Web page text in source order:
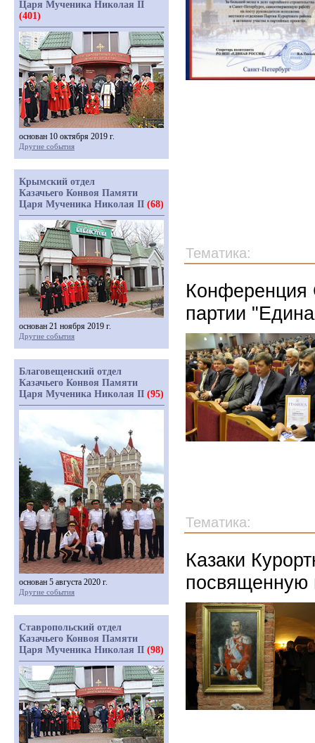
Тематика:
Конференция
партии
Тематика:
Казаки
посвященную
Царя Мученика Николая II
(401)
основан 10 октября 2019 г.
Другие события
Крымский отдел
Казачьего Конвоя Памяти
Царя Мученика Николая II (68)
основан 21 ноября 2019 г.
Другие события
Благовещенский отдел
Казачьего Конвоя Памяти
Царя Мученика Николая II (95)
основан 5 августа 2020 г.
Другие события
Ставропольский отдел
Казачьего Конвоя Памяти
Царя Мученика Николая II (98)